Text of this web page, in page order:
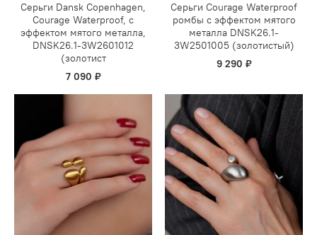
Серьги Dansk Copenhagen,
Courage Waterproof, с
эффектом мятого металла,
DNSK26.1-3W2601012
(золотист
7 090 ₽
Серьги Courage Waterproof
ромбы с эффектом мятого
металла DNSK26.1-
3W2501005 (золотистый)
9 290 ₽